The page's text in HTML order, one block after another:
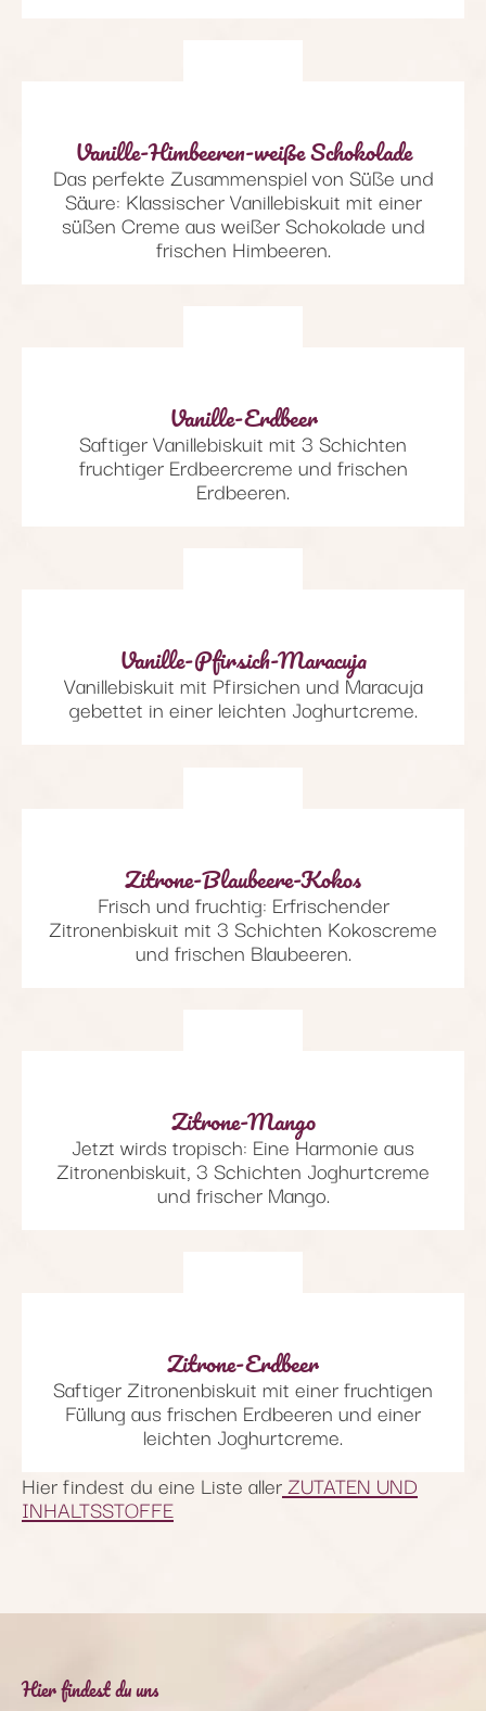
Vanille-Himbeeren-weiße Schokolade
Das perfekte Zusammenspiel von Süße und
Säure: Klassischer Vanillebiskuit mit einer
süßen Creme aus weißer Schokolade und
frischen Himbeeren.
Vanille-Erdbeer
Saftiger Vanillebiskuit mit 3 Schichten
fruchtiger Erdbeercreme und frischen
Erdbeeren.
Vanille-Pfirsich-Maracuja
Vanillebiskuit mit Pfirsichen und Maracuja
gebettet in einer leichten Joghurtcreme.
Zitrone-Blaubeere-Kokos
Frisch und fruchtig: Erfrischender
Zitronenbiskuit mit 3 Schichten Kokoscreme
und frischen Blaubeeren.
Zitrone-Mango
Jetzt wirds tropisch: Eine Harmonie aus
Zitronenbiskuit, 3 Schichten Joghurtcreme
und frischer Mango.
Zitrone-Erdbeer
Saftiger Zitronenbiskuit mit einer fruchtigen
Füllung aus frischen Erdbeeren und einer
leichten Joghurtcreme.
Hier findest du eine Liste allerZUTATEN UND
INHALTSSTOFFE
Hier findest du uns